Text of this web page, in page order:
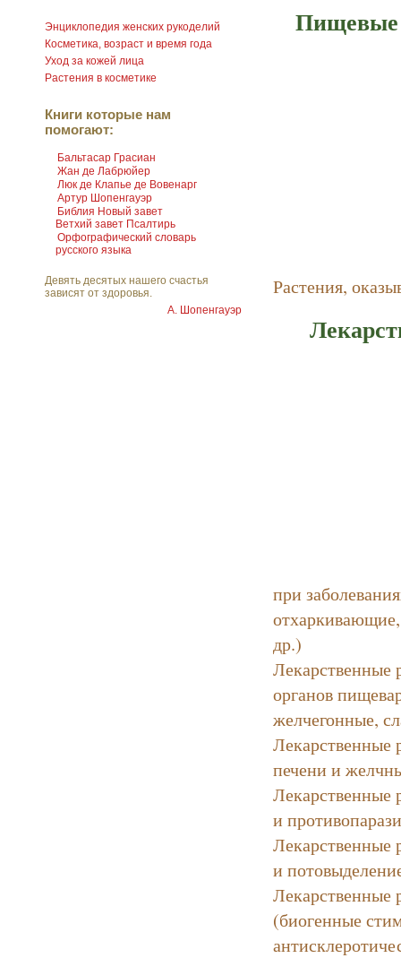
Пищевые
Растения,
при
др.)
Лекарственные
органов
желчегонные,
Лекарственные
печени и
Лекарственные
и
Лекарственные
и
Лекарственные
(биогенные
Энциклопедия женских рукоделий
Косметика, возраст и время года
Уход за кожей лица
Растения в косметике
Книги которые нам
помогают:
Бальтасар Грасиан
Жан де Лабрюйер
Люк де Клапье де Вовенарг
Артур Шопенгауэр
Библия Новый завет
Ветхий завет Псалтирь
Орфографический словарь
русского языка
Девять десятых нашего счастья
зависят от здоровья.
А. Шопенгауэр